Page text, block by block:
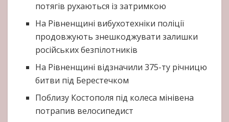
потягів рухаються із затримкою
На Рівненщині вибухотехніки поліції
продовжують знешкоджувати залишки
російських безпілотників
На Рівненщині відзначили 375-ту річницю
битви під Берестечком
Поблизу Костополя під колеса мінівена
потрапив велосипедист